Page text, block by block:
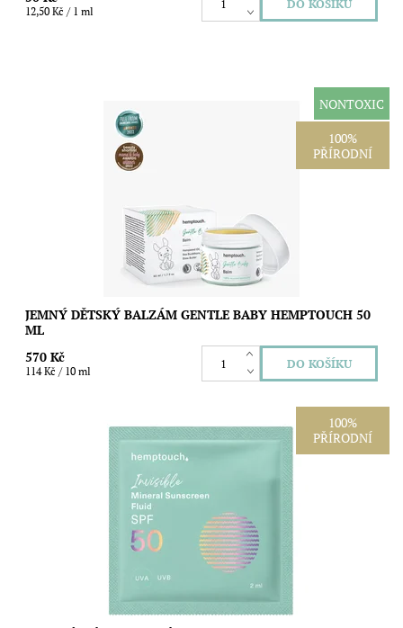
12,50 Kč / 1 ml
NONTOXIC
100%
PŘÍRODNÍ
Výživný přírodní balzám pro jemnou, suchou a citlivou pokožku
miminek, dětí i dospělých. Bezvodé složení s konopným olejem,
bambuckým máslem,...
JEMNÝ DĚTSKÝ BALZÁM GENTLE BABY HEMPTOUCH 50
ML
570 Kč
114 Kč / 10 ml
100%
PŘÍRODNÍ
Vzorek minerálního fluidu Invisible SPF 50 Hemptouch vám
umožní vyzkoušet jeho lehkou konzistenci, vstřebávání a
výsledný vzhled na pleti. Non-nano...
Skladem
Hemptouch